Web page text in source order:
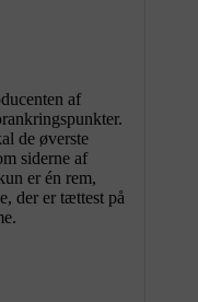
af
de øverste
siderne af
er én rem,
der er tættest på